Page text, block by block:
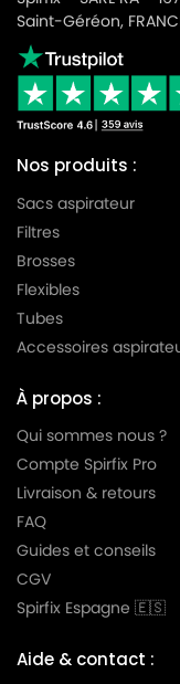
Saint-Géréon,
Nos produits :
Sacs aspirateur
Filtres
Brosses
Flexibles
Tubes
Accessoires
À propos :
Qui sommes nous ?
Compte Spirfix Pro
Livraison & retours
FAQ
Guides et conseils
CGV
Spirfix Espagne 🇪🇸
Aide & contact :